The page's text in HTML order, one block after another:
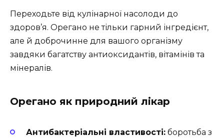
Переходьте від кулінарної насолоди до
здоров’я. Орегано не тільки гарний інгредієнт,
але й доброчинне для вашого організму
завдяки багатству антиоксидантів, вітамінів та
мінералів.
Орегано як природний лікар
Антибактеріальні властивості: боротьба з